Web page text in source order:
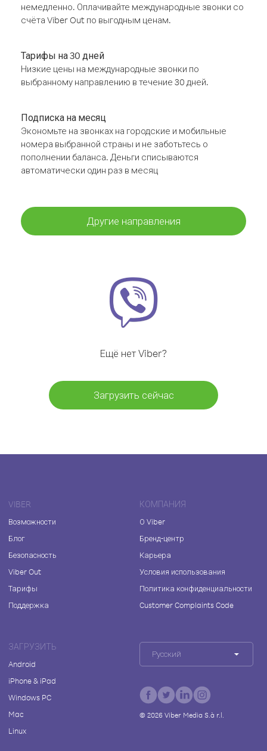
немедленно. Оплачивайте международные звонки со
счёта Viber Out по выгодным ценам.
Тарифы на 30 дней
Низкие цены на международные звонки по
выбранному направлению в течение 30 дней.
Подписка на месяц
Экономьте на звонках на городские и мобильные
номера выбранной страны и не заботьтесь о
пополнении баланса. Деньги списываются
автоматически один раз в месяц
Другие направления
Ещё нет Viber?
Загрузить сейчас
VIBER
Возможности
Блог
Безопасность
Viber Out
Тарифы
Поддержка
КОМПАНИЯ
О Viber
Бренд-центр
Карьера
Условия использования
Политика конфиденциальности
Customer Complaints Code
ЗАГРУЗИТЬ
Android
iPhone & iPad
Windows PC
Mac
Linux
Русский
© 2026Viber Media S.à r.l.